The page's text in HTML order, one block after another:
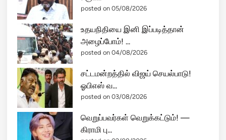
posted on 05/08/2026
உதயநிதியை இனி இப்படித்தான்
அழைப்போம்! ...
posted on 04/08/2026
சட்டமன்றத்தில் விஜய் செயல்பாடு!
ஓபிஎஸ் வ...
posted on 03/08/2026
வெறுப்பவர்கள் வெறுக்கட்டும்! —
கிராமி பு...